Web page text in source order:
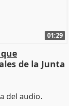
01:29
de la Junta